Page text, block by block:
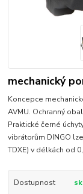
mechanický
Koncepce
AVMU. Ochranný
Praktické černé
vibrátorům DINGO
TDXE) v délkách od
Dostupnost